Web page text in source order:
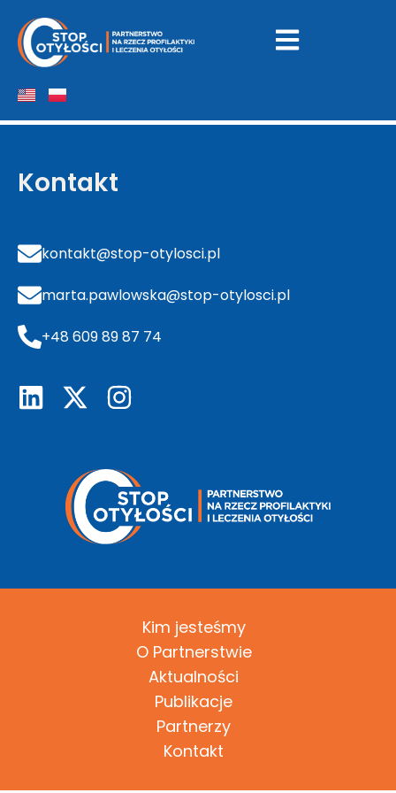
Pomnik-Centrum
Zdrowia Dziecka
Kontakt
kontakt@stop-otylosci.pl
marta.pawlowska@stop-otylosci.pl
+48 609 89 87 74
Kim jesteśmy
O Partnerstwie
Aktualności
Publikacje
Partnerzy
Kontakt